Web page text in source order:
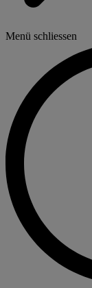
Menü schliessen